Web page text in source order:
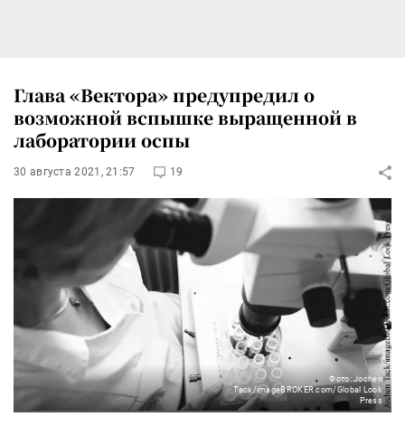
Глава «Вектора» предупредил о
возможной вспышке выращенной в
лаборатории оспы
30 августа 2021, 21:57 19
Фото: Jochen
Tack/imageBROKER.com/Global Look
Press